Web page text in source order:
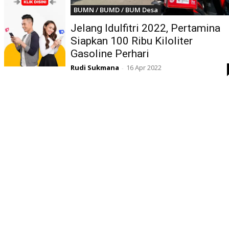
BUMN / BUMD / BUM Desa
Jelang Idulfitri 2022, Pertamina
Siapkan 100 Ribu Kiloliter
Gasoline Perhari
Rudi Sukmana - 16 Apr 2022